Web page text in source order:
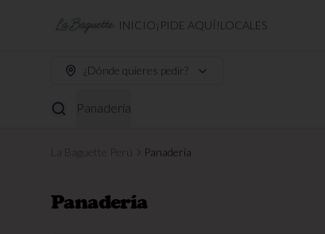
INICIO¡PIDE AQUÍ!LOCALES
¿Dónde quieres pedir?
Panadería
La Baguette Perú Panadería
Panadería